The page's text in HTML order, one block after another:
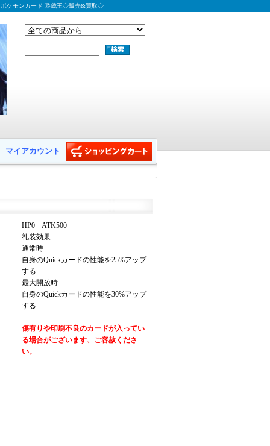
ポケモンカード 遊戯王◇販売&買取◇
マイアカウント
HP0 ATK500
礼装効果
通常時
自身のQuickカードの性能を25%アップ
する
最大開放時
自身のQuickカードの性能を30%アップ
する
傷有りや印刷不良のカードが入ってい
る場合がございます、ご容赦くださ
い。